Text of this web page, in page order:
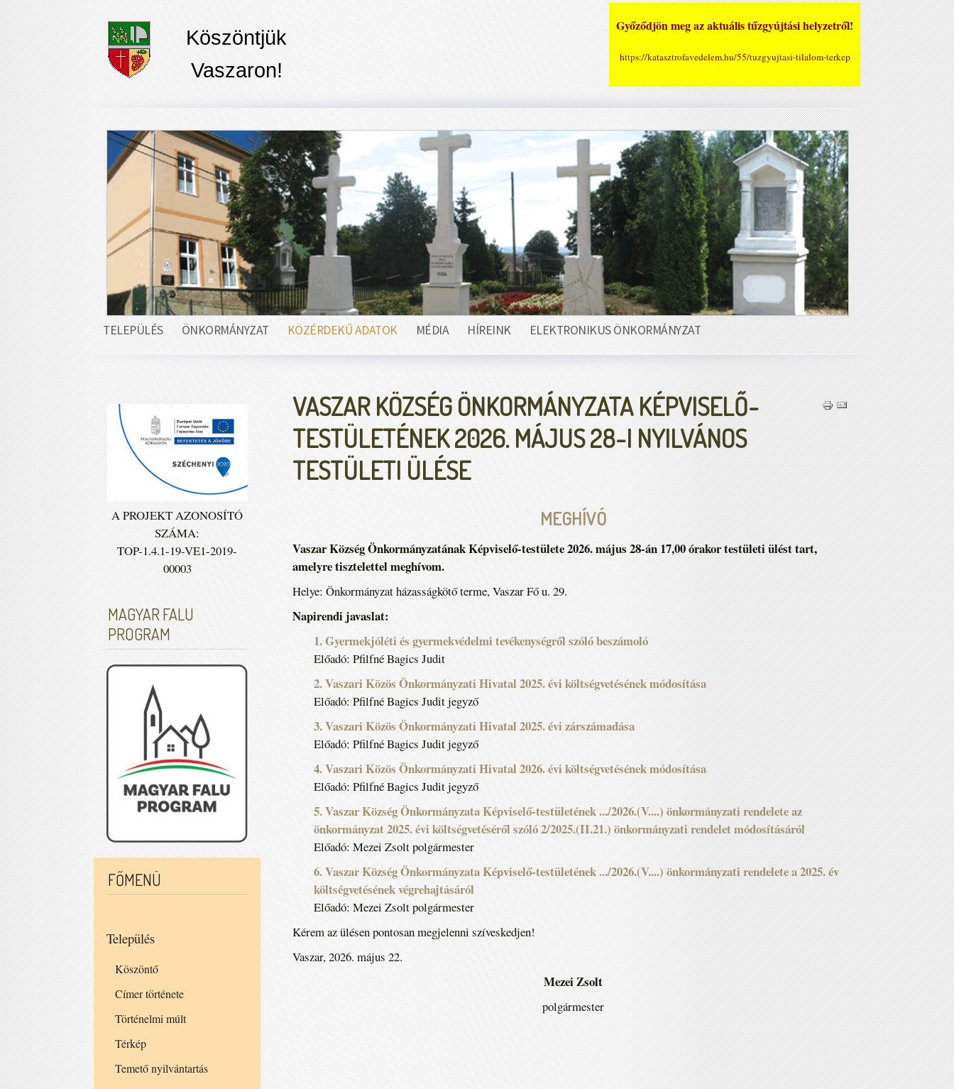
Győződjön meg az aktuális tűzgyújtási helyzetről!
https://katasztrofavedelem.hu/55/tuzgyujtasi-tilalom-terkep
Köszöntjük
Vaszaron!
TELEPÜLÉS ÖNKORMÁNYZAT KÖZÉRDEKŰ ADATOK MÉDIA HÍREINK ELEKTRONIKUS ÖNKORMÁNYZAT
VASZAR KÖZSÉG ÖNKORMÁNYZATA KÉPVISELŐ-
TESTÜLETÉNEK 2026. MÁJUS 28-I NYILVÁNOS
TESTÜLETI ÜLÉSE
MEGHÍVÓ
Vaszar Község Önkormányzatának Képviselő-testülete 2026. május 28-án 17,00 órakor testületi ülést tart,
amelyre tisztelettel meghívom.
Helye: Önkormányzat házasságkötő terme, Vaszar Fő u. 29.
Napirendi javaslat:
1. Gyermekjóléti és gyermekvédelmi tevékenységről szóló beszámoló
Előadó: Pfilfné Bagics Judit
2. Vaszari Közös Önkormányzati Hivatal 2025. évi költségvetésének módosítása
Előadó: Pfilfné Bagics Judit jegyző
3. Vaszari Közös Önkormányzati Hivatal 2025. évi zárszámadása
Előadó: Pfilfné Bagics Judit jegyző
4. Vaszari Közös Önkormányzati Hivatal 2026. évi költségvetésének módosítása
Előadó: Pfilfné Bagics Judit jegyző
5. Vaszar Község Önkormányzata Képviselő-testületének .../2026.(V....) önkormányzati rendelete az
önkormányzat 2025. évi költségvetéséről szóló 2/2025.(II.21.) önkormányzati rendelet módosításáról
Előadó: Mezei Zsolt polgármester
6. Vaszar Község Önkormányzata Képviselő-testületének .../2026.(V....) önkormányzati rendelete a 2025. év
költségvetésének végrehajtásáról
Előadó: Mezei Zsolt polgármester
Kérem az ülésen pontosan megjelenni szíveskedjen!
Vaszar, 2026. május 22.
Mezei Zsolt
polgármester
A PROJEKT AZONOSÍTÓ
SZÁMA:
TOP-1.4.1-19-VE1-2019-
00003
MAGYAR FALU
PROGRAM
FŐMENÜ
Település
Köszöntő
Címer története
Történelmi múlt
Térkép
Temető nyilvántartás